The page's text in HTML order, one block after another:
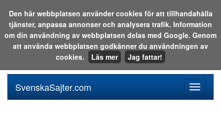
Sök i katalogen eller på webben:
meny
SvenskaSajter.com
Den här webbplatsen använder cookies för att tillhandahålla
tjänster, anpassa annonser och analysera trafik. Information
om din användning av webbplatsen delas med Google. Genom
att använda webbplatsen godkänner du användningen av
cookies.
Läs mer Jag fattar!